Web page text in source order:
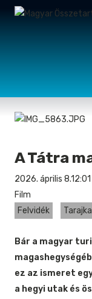
A Tátra
2026. április 8.12:01
Film
Felvidék
Tarajka
Bár a magyar
ez az ismeret
a hegyi utak és